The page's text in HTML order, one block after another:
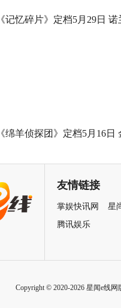
《记忆碎片》定档5月29日 诺
《绵羊侦探团》定档5月16日
友情链接
掌娱快讯网
星
腾讯娱乐
Copyright © 2020-2026 星闻e线